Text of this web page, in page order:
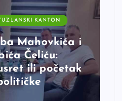
KANTON
Mahovkića i
Čeliću:
ili početak